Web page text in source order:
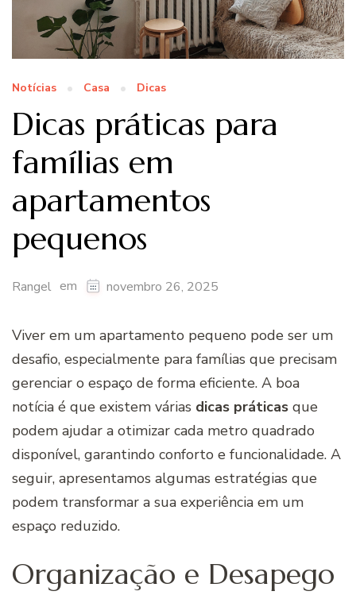
Notícias Casa Dicas
Dicas práticas para
famílias em
apartamentos
pequenos
Rangel em novembro 26, 2025
Viver em um apartamento pequeno pode ser um
desafio, especialmente para famílias que precisam
gerenciar o espaço de forma eficiente. A boa
notícia é que existem várias dicas práticas que
podem ajudar a otimizar cada metro quadrado
disponível, garantindo conforto e funcionalidade. A
seguir, apresentamos algumas estratégias que
podem transformar a sua experiência em um
espaço reduzido.
Organização e Desapego